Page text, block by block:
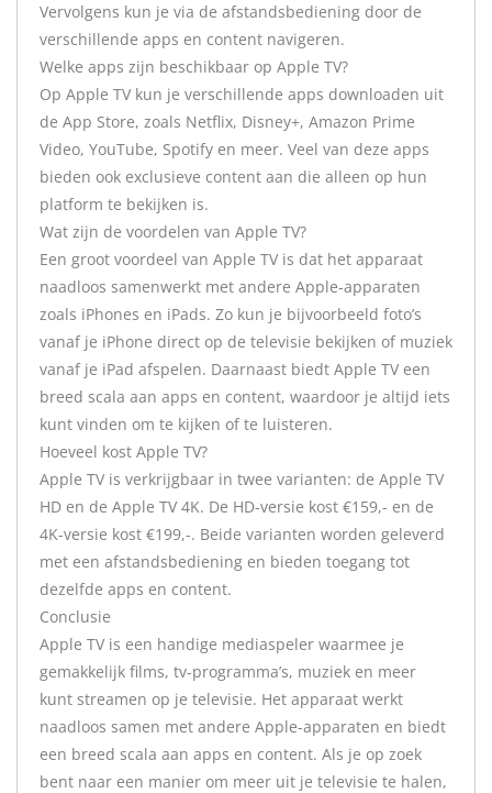
Vervolgens kun je via de afstandsbediening door de
verschillende apps en content navigeren.
Welke apps zijn beschikbaar op Apple TV?
Op Apple TV kun je verschillende apps downloaden uit
de App Store, zoals Netflix, Disney+, Amazon Prime
Video, YouTube, Spotify en meer. Veel van deze apps
bieden ook exclusieve content aan die alleen op hun
platform te bekijken is.
Wat zijn de voordelen van Apple TV?
Een groot voordeel van Apple TV is dat het apparaat
naadloos samenwerkt met andere Apple-apparaten
zoals iPhones en iPads. Zo kun je bijvoorbeeld foto’s
vanaf je iPhone direct op de televisie bekijken of muziek
vanaf je iPad afspelen. Daarnaast biedt Apple TV een
breed scala aan apps en content, waardoor je altijd iets
kunt vinden om te kijken of te luisteren.
Hoeveel kost Apple TV?
Apple TV is verkrijgbaar in twee varianten: de Apple TV
HD en de Apple TV 4K. De HD-versie kost €159,- en de
4K-versie kost €199,-. Beide varianten worden geleverd
met een afstandsbediening en bieden toegang tot
dezelfde apps en content.
Conclusie
Apple TV is een handige mediaspeler waarmee je
gemakkelijk films, tv-programma’s, muziek en meer
kunt streamen op je televisie. Het apparaat werkt
naadloos samen met andere Apple-apparaten en biedt
een breed scala aan apps en content. Als je op zoek
bent naar een manier om meer uit je televisie te halen,